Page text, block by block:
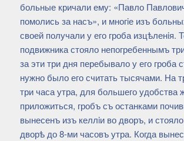
больные кричали ему: «Павло
помолись за насъ», и многiе изъ
своей получали у его гроба изцѣленiя.
подвижника стояло непогребеннымъ
за эти три дня перебывало у его гроба
нужно было его считать тысячами. На
три часа утра, для большего
приложиться, гробъ съ останками
вынесенъ изъ келлiи во дворъ, и
дворѣ до 8-ми часовъ утра. Когда